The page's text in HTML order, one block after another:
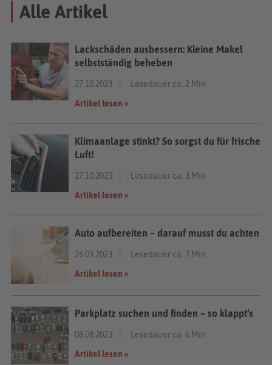
Alle Artikel
Lackschäden ausbessern: Kleine Makel
selbstständig beheben
27.10.2023
Lesedauer ca. 2 Min
Artikel lesen »
Klimaanlage stinkt? So sorgst du für frische
Luft!
27.10.2023
Lesedauer ca. 3 Min
Artikel lesen »
Auto aufbereiten – darauf musst du achten
26.09.2023
Lesedauer ca. 7 Min
Artikel lesen »
Parkplatz suchen und finden – so klappt‘s
08.08.2023
Lesedauer ca. 6 Min
Artikel lesen »